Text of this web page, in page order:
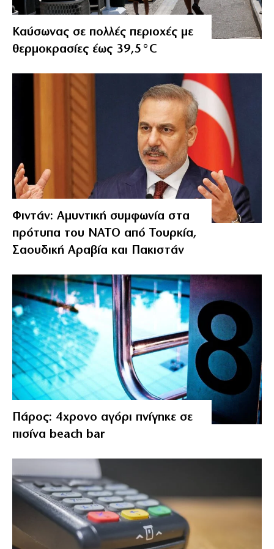
Καύσωνας σε πολλές περιοχές με
θερμοκρασίες έως 39,5°C
Φιντάν: Αμυντική συμφωνία στα
πρότυπα του ΝΑΤΟ από Τουρκία,
Σαουδική Αραβία και Πακιστάν
Πάρος: 4χρονο αγόρι πνίγηκε σε
πισίνα beach bar